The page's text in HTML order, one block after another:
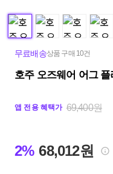
무료배송상품 구매 10건
호주 오즈웨어 어그
앱 전용 혜택가 69,400원
2% 68,012원